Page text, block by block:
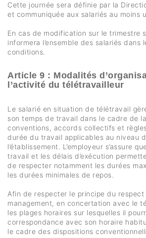
Cette journée sera définie par la
et communiquée aux salariés au moins
En cas de modification sur le trimestre
informera l’ensemble des salariés dans
conditions.
Article 9 : Modalités
l’activité du télétravailleur
Le salarié en situation de télétravail
son temps de travail dans le cadre de
conventions, accords collectifs et
durée du travail applicables au niveau
l’établissement. L’employeur s’assure
travail et les délais d’exécution
de respecter notamment les durées
les durées minimales de repos.
Afin de respecter le principe du
management, en concertation avec le
les plages horaires sur lesquelles il
correspondance avec son horaire
le cadre des dispositions